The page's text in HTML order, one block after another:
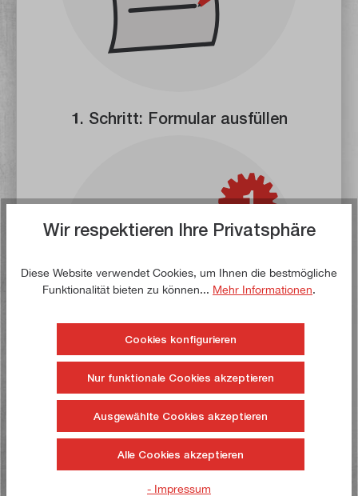
1. Schritt: Formular ausfüllen
2. Schritt: E-Mail erhalten
Wir respektieren Ihre Privatsphäre
Diese Website verwendet Cookies, um Ihnen die bestmögliche
Funktionalität bieten zu können... Mehr Informationen.
Cookies konfigurieren
Nur funktionale Cookies akzeptieren
Ausgewählte Cookies akzeptieren
Alle Cookies akzeptieren
- Impressum